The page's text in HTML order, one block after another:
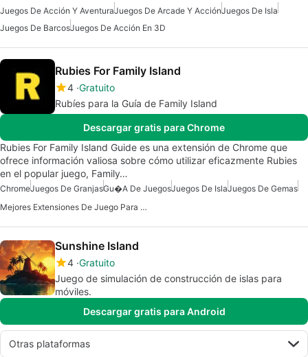
Juegos De Acción Y AventuraJuegos De Arcade Y AcciónJuegos De Isla
Juegos De BarcosJuegos De Acción En 3D
Rubies For Family Island
4 Gratuito
Rubíes para la Guía de Family Island
Descargar gratis para Chrome
Rubies For Family Island Guide es una extensión de Chrome que
ofrece información valiosa sobre cómo utilizar eficazmente Rubies
en el popular juego, Family…
ChromeJuegos De GranjasGu�a De JuegosJuegos De IslaJuegos De Gemas
Mejores Extensiones De Juego Para Chrome
Sunshine Island
4 Gratuito
Juego de simulación de construcción de islas para
móviles.
Descargar gratis para Android
Otras plataformas